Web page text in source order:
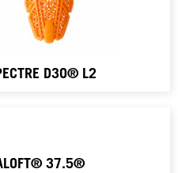
D3O® L2
37.5®